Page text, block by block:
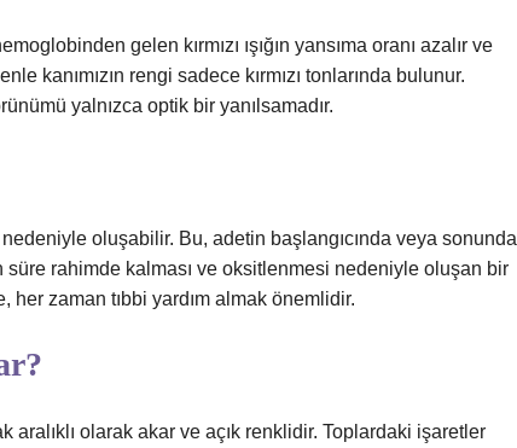
gelen kırmızı ışığın yansıma oranı azalır ve
kanımızın rengi sadece kırmızı tonlarında bulunur.
yalnızca optik bir yanılsamadır.
oluşabilir. Bu, adetin başlangıcında veya sonunda
süre rahimde kalması ve oksitlenmesi nedeniyle oluşan bir
her zaman tıbbi yardım almak önemlidir.
aralıklı olarak akar ve açık renklidir. Toplardaki işaretler